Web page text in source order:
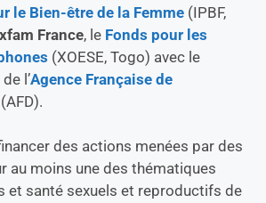
le Bien-être de la Femme (IPBF,
France, le Fonds pour les
(XOESE, Togo) avec le
l’Agence Française de
(AFD).
des actions menées par des
au moins une des thématiques
et santé sexuels et reproductifs de